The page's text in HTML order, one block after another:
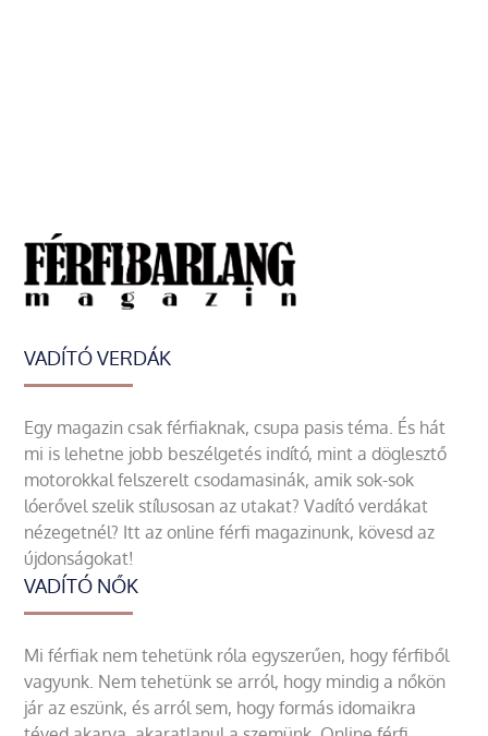
VADÍTÓ VERDÁK
Egy magazin csak férfiaknak, csupa pasis téma. És hát
mi is lehetne jobb beszélgetés indító, mint a döglesztő
motorokkal felszerelt csodamasinák, amik sok-sok
lóerővel szelik stílusosan az utakat? Vadító verdákat
nézegetnél? Itt az online férfi magazinunk, kövesd az
újdonságokat!
VADÍTÓ NŐK
Mi férfiak nem tehetünk róla egyszerűen, hogy férfiből
vagyunk. Nem tehetünk se arról, hogy mindig a nőkön
jár az eszünk, és arról sem, hogy formás idomaikra